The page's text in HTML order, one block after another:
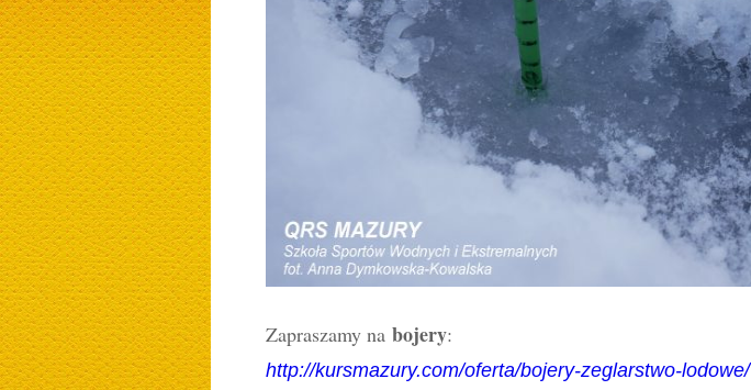
Zapraszamy na bojery:
http://kursmazury.com/oferta/bojery-zeglarstwo-lodowe/